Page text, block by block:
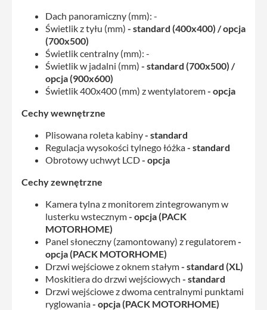
Dach panoramiczny (mm): -
Świetlik z tyłu (mm) - standard (400x400) / opcja
(700x500)
Świetlik centralny (mm): -
Świetlik w jadalni (mm) - standard (700x500) /
opcja (900x600)
Świetlik 400x400 (mm) z wentylatorem- opcja
Cechy wewnętrzne
Plisowana roleta kabiny- standard
Regulacja wysokości tylnego łóżka- standard
Obrotowy uchwyt LCD- opcja
Cechy zewnętrzne
Kamera tylna z monitorem zintegrowanym w
lusterku wstecznym- opcja (PACK
MOTORHOME)
Panel słoneczny (zamontowany) z regulatorem-
opcja (PACK MOTORHOME)
Drzwi wejściowe z oknem stałym- standard (XL)
Moskitiera do drzwi wejściowych - standard
Drzwi wejściowe z dwoma centralnymi punktami
ryglowania- opcja (PACK MOTORHOME)